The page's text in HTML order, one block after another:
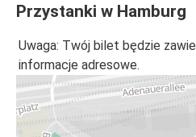
Przystanki w Hamburg
Uwaga: Twój bilet będzie
informacje adresowe.